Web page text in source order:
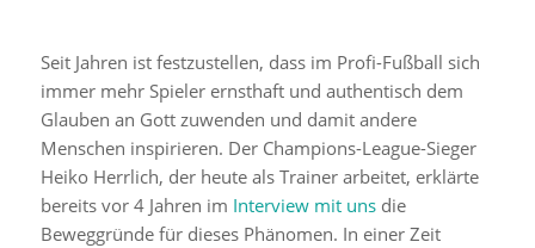
Seit Jahren ist festzustellen, dass im Profi-Fußball sich
immer mehr Spieler ernsthaft und authentisch dem
Glauben an Gott zuwenden und damit andere
Menschen inspirieren. Der Champions-League-Sieger
Heiko Herrlich, der heute als Trainer arbeitet, erklärte
bereits vor 4 Jahren im Interview mit unsdie
Beweggründe für dieses Phänomen. In einer Zeit